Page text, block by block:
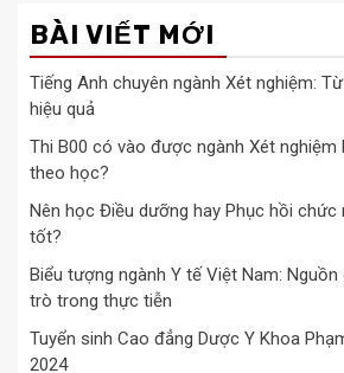
BÀI VIẾT MỚI
Tiếng Anh chuyên ngành Xét nghiệm:
hiệu quả
Thi B00 có vào được ngành Xét nghiệm
theo học?
Nên học Điều dưỡng hay Phục hồi chức
tốt?
Biểu tượng ngành Y tế Việt Nam: Nguồn
trò trong thực tiễn
Tuyển sinh Cao đẳng Dược Y Khoa
2024